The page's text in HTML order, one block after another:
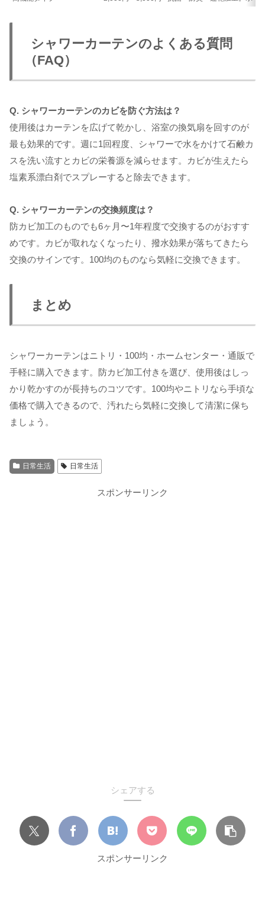
シャワーカーテンのよくある質問
（FAQ）
Q. シャワーカーテンのカビを防ぐ方法は？
使用後はカーテンを広げて乾かし、浴室の換気扇を回すのが
最も効果的です。週に1回程度、シャワーで水をかけて石鹸カ
スを洗い流すとカビの栄養源を減らせます。カビが生えたら
塩素系漂白剤でスプレーすると除去できます。
Q. シャワーカーテンの交換頻度は？
防カビ加工のものでも6ヶ月〜1年程度で交換するのがおすす
めです。カビが取れなくなったり、撥水効果が落ちてきたら
交換のサインです。100均のものなら気軽に交換できます。
まとめ
シャワーカーテンはニトリ・100均・ホームセンター・通販で
手軽に購入できます。防カビ加工付きを選び、使用後はしっ
かり乾かすのが長持ちのコツです。100均やニトリなら手頃な
価格で購入できるので、汚れたら気軽に交換して清潔に保ち
ましょう。
日常生活 日常生活
スポンサーリンク
シェアする
スポンサーリンク